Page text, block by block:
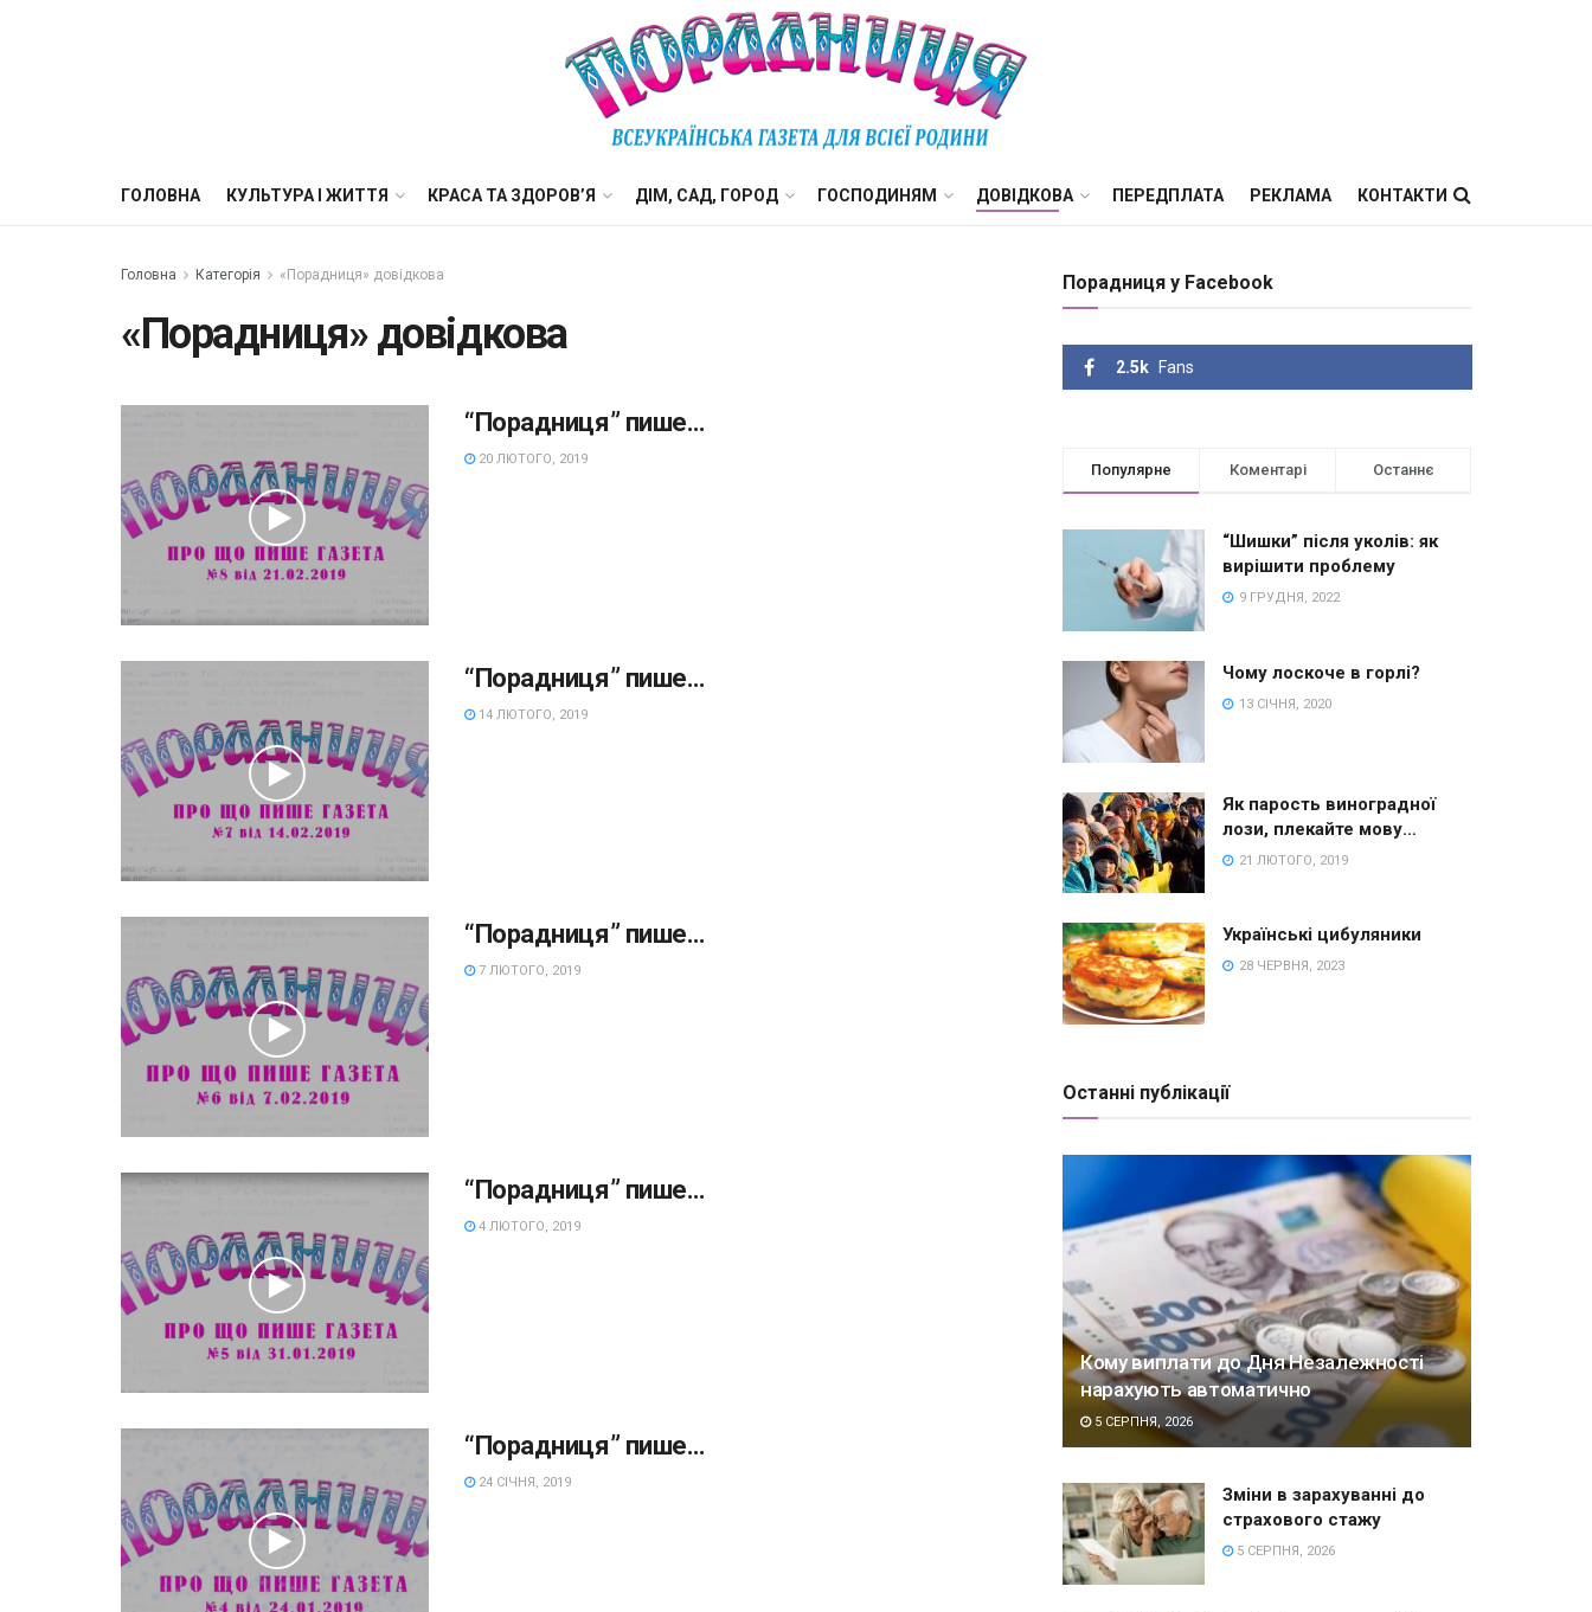
ГОЛОВНА КУЛЬТУРА І ЖИТТЯ КРАСА ТА ЗДОРОВ’Я ДІМ, САД, ГОРОД ГОСПОДИНЯМ ДОВІДКОВА ПЕРЕДПЛАТА РЕКЛАМА КОНТАКТИ
Головна Категорія «Порадниця» довідкова
«Порадниця» довідкова
“Порадниця” пише…
20 ЛЮТОГО, 2019
“Порадниця” пише…
14 ЛЮТОГО, 2019
“Порадниця” пише…
7 ЛЮТОГО, 2019
“Порадниця” пише…
4 ЛЮТОГО, 2019
“Порадниця” пише…
24 СІЧНЯ, 2019
Порадниця у Facebook
2.5k Fans
Популярне Коментарі Останнє
“Шишки” після уколів: як
вирішити проблему
9 ГРУДНЯ, 2022
Чому лоскоче в горлі?
13 СІЧНЯ, 2020
Як парость виноградної
лози, плекайте мову…
21 ЛЮТОГО, 2019
Українські цибуляники
28 ЧЕРВНЯ, 2023
Останні публікації
Кому виплати до Дня Незалежності
нарахують автоматично
5 СЕРПНЯ, 2026
Зміни в зарахуванні до
страхового стажу
5 СЕРПНЯ, 2026